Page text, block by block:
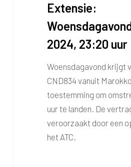
Extensie:
2024, 23:20 uur
Woensdagavond krijgt
CND834 vanuit Marokko
toestemming om
uur te landen. De
veroorzaakt door een
het ATC.